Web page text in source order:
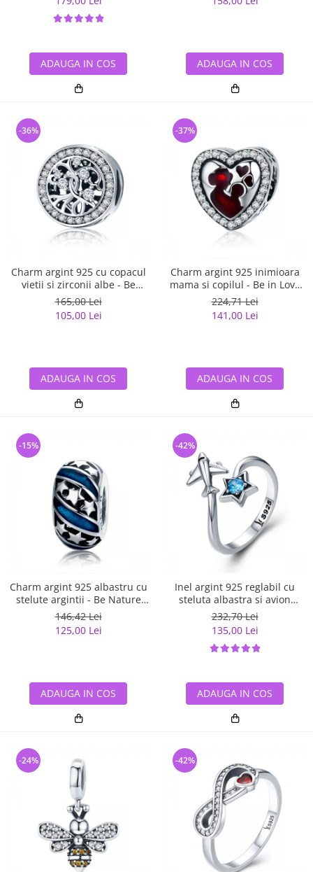
ADAUGA IN COS ADAUGA IN COS
Charm argint 925 cu copacul
vietii si zirconii albe - Be
Nature PST0120
165,00 Lei
105,00 Lei
-36%
ADAUGA IN COS
Charm argint 925 inimioara
mama si copilul - Be in Love
PST0122
224,71 Lei
141,00 Lei
-37%
ADAUGA IN COS
Charm argint 925 albastru cu
stelute argintii - Be Nature
PST0123
146,42 Lei
125,00 Lei
-15%
ADAUGA IN COS
Inel argint 925 reglabil cu
steluta albastra si avion
argintiu - Be Nature IST0047
232,70 Lei
135,00 Lei
-42%
ADAUGA IN COS
-24% -42%